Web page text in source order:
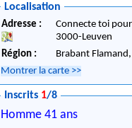
Localisation
Adresse :
Connecte toi
3000-Leuven
Région :
Brabant Flamand,
Montrer la carte >>
Inscrits 1/8
Homme 41 ans